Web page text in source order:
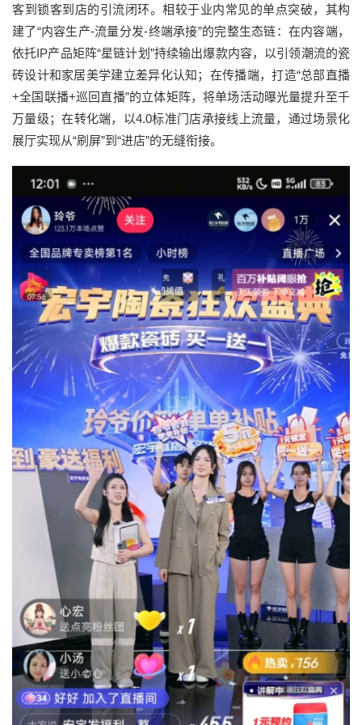
客到锁客到店的引流闭环。相较于业内常见的单点突破，其构
建了“内容生产-流量分发-终端承接”的完整生态链：在内容端，
依托IP产品矩阵“星链计划”持续输出爆款内容，以引领潮流的瓷
砖设计和家居美学建立差异化认知；在传播端，打造“总部直播
+全国联播+巡回直播”的立体矩阵，将单场活动曝光量提升至千
万量级；在转化端，以4.0标准门店承接线上流量，通过场景化
展厅实现从“刷屏”到“进店”的无缝衔接。